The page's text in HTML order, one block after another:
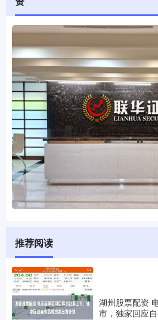
推荐阅读
湖州股票配资
市，独家回应